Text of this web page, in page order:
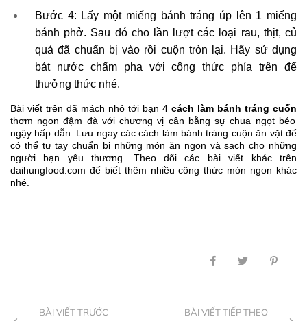
Bước 4: Lấy một miếng bánh tráng úp lên 1 miếng
bánh phở. Sau đó cho lần lượt các loại rau, thịt, củ
quả đã chuẩn bị vào rồi cuộn tròn lại. Hãy sử dụng
bát nước chấm pha với công thức phía trên để
thưởng thức nhé.
Bài viết trên đã mách nhỏ tới bạn 4 cách làm bánh tráng cuốn
thơm ngon đậm đà với chương vị cân bằng sự chua ngọt béo
ngậy hấp dẫn. Lưu ngay các cách làm bánh tráng cuộn ăn vặt để
có thể tự tay chuẩn bị những món ăn ngon và sạch cho những
người bạn yêu thương. Theo dõi các bài viết khác trên
daihungfood.com để biết thêm nhiều công thức món ngon khác
nhé.
BÀI VIẾT TRƯỚC BÀI VIẾT TIẾP THEO